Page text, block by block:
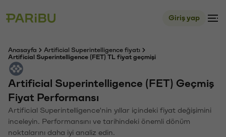
Giriş yap
Anasayfa
Artificial Superintelligence fiyatı
Artificial Superintelligence (FET) TL fiyat geçmişi
Artificial Superintelligence (FET) Geçmiş
Fiyat Performansı
Artificial Superintelligence'nin yıllar içindeki fiyat değişimini
inceleyin. Performansını ve tarihindeki önemli dönüm
noktalarını daha iyi analiz edin.